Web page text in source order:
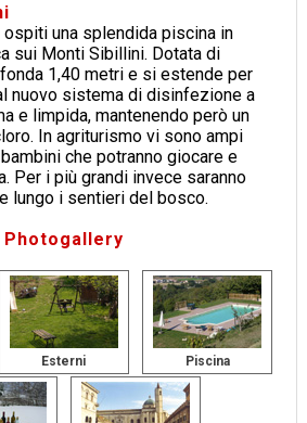
una splendida piscina in
sui Monti Sibillini. Dotata di
1,40 metri e si estende per
nuovo sistema di disinfezione a
e limpida, mantenendo però un
In agriturismo vi sono ampi
che potranno giocare e
Per i più grandi invece saranno
lungo i sentieri del bosco.
Photogallery
Esterni Piscina